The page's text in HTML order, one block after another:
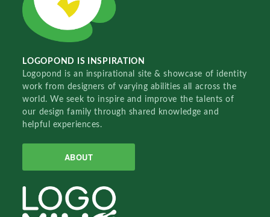
LOGOPOND IS INSPIRATION
Logopond is an inspirational site & showcase of identity
work from designers of varying abilities all across the
world. We seek to inspire and improve the talents of
our design family through shared knowledge and
helpful experiences.
ABOUT